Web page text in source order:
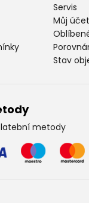
Servis
Můj účet
Stav
metody